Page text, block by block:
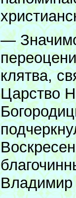
—
клятва,
Царство